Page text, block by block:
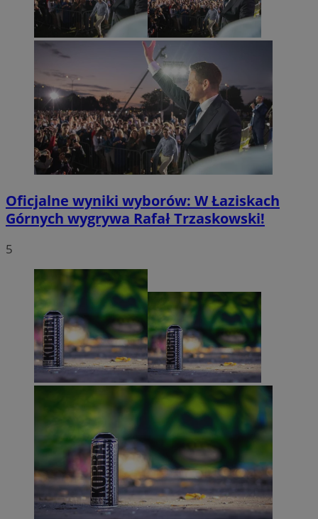
Oficjalne wyniki wyborów: W Łaziskach
Górnych wygrywa Rafał Trzaskowski!
5